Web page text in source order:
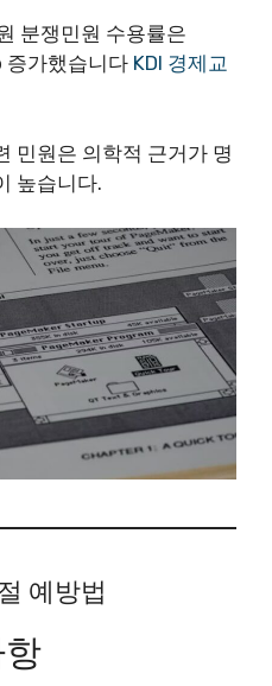
분쟁민원 수용률은
증가했습니다 KDI 경제교
민원은 의학적 근거가 명
높습니다.
예방법